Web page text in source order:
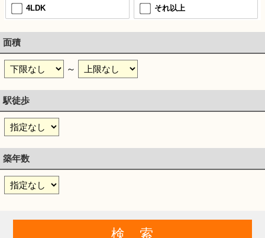
4LDK それ以上
面積
～
駅徒歩
築年数